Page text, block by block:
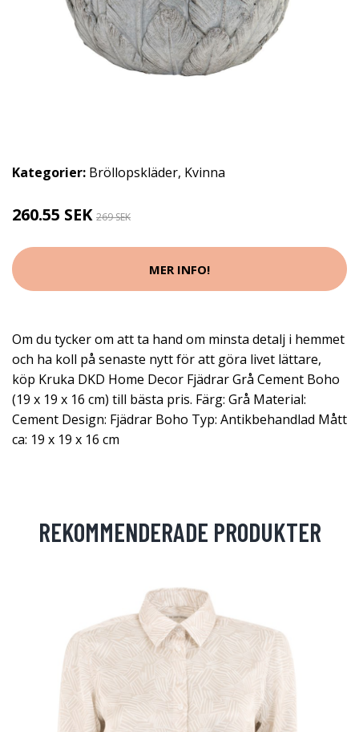
Kategorier: Bröllopskläder, Kvinna
260.55 SEK 269 SEK
MER INFO!
Om du tycker om att ta hand om minsta detalj i hemmet
och ha koll på senaste nytt för att göra livet lättare,
köp Kruka DKD Home Decor Fjädrar Grå Cement Boho
(19 x 19 x 16 cm) till bästa pris. Färg: Grå Material:
Cement Design: Fjädrar Boho Typ: Antikbehandlad Mått
ca: 19 x 19 x 16 cm
REKOMMENDERADE PRODUKTER